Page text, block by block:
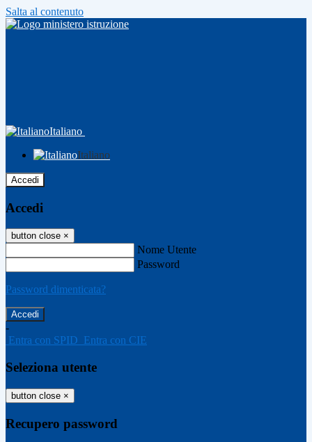
Salta al contenuto
Italiano
Italiano
Accedi
Accedi
button close ×
Nome Utente
Password
Password dimenticata?
-
Entra con SPID Entra con CIE
Seleziona utente
button close ×
Recupero password